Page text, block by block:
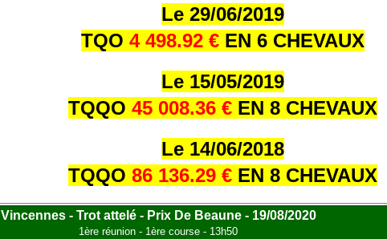
Le 29/06/2019
TQO 4 498.92 €EN 6 CHEVAUX
Le 15/05/2019
TQQO 45 008.36 €EN 8 CHEVAUX
Le 14/06/2018
TQQO 86 136.29 €EN 8 CHEVAUX
Vincennes - Trot attelé - Prix De Beaune - 19/08/2020
1ère réunion - 1ère course - 13h50